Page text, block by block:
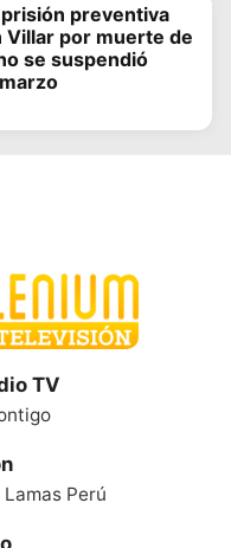
preventiva
Villar por muerte de
se suspendió
TV
Perú